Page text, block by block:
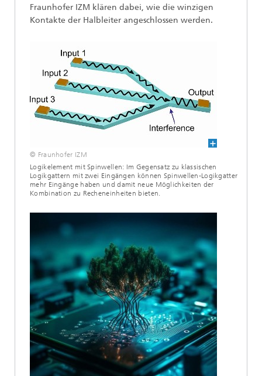
Fraunhofer IZM klären dabei, wie die winzigen
Kontakte der Halbleiter angeschlossen werden.
© Fraunhofer IZM
Logikelement mit Spinwellen: Im Gegensatz zu klassischen
Logikgattern mit zwei Eingängen können Spinwellen-Logikgatter
mehr Eingänge haben und damit neue Möglichkeiten der
Kombination zu Recheneinheiten bieten.